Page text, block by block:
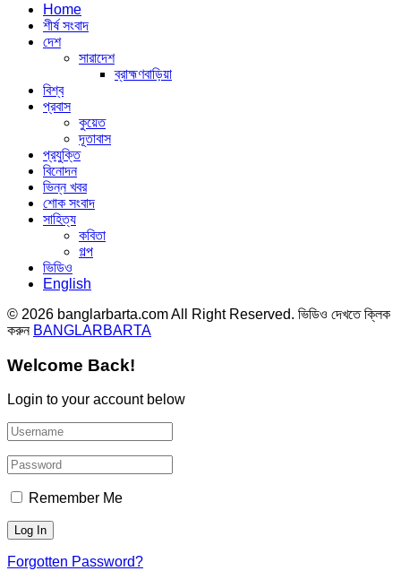
Home
শীর্ষ সংবাদ
দেশ
সারাদেশ
ব্রাহ্মণবাড়িয়া
বিশ্ব
প্রবাস
কুয়েত
দূতাবাস
প্রযুক্তি
বিনোদন
ভিন্ন খবর
শোক সংবাদ
সাহিত্য
কবিতা
গল্প
ভিডিও
English
© 2026 banglarbarta.com All Right Reserved. ভিডিও দেখতে ক্লিক
করুন BANGLARBARTA
Welcome Back!
Login to your account below
Remember Me
Forgotten Password?